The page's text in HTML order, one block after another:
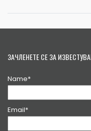
ЗАЧЛЕНЕТЕ СЕ ЗА
Name*
Email*